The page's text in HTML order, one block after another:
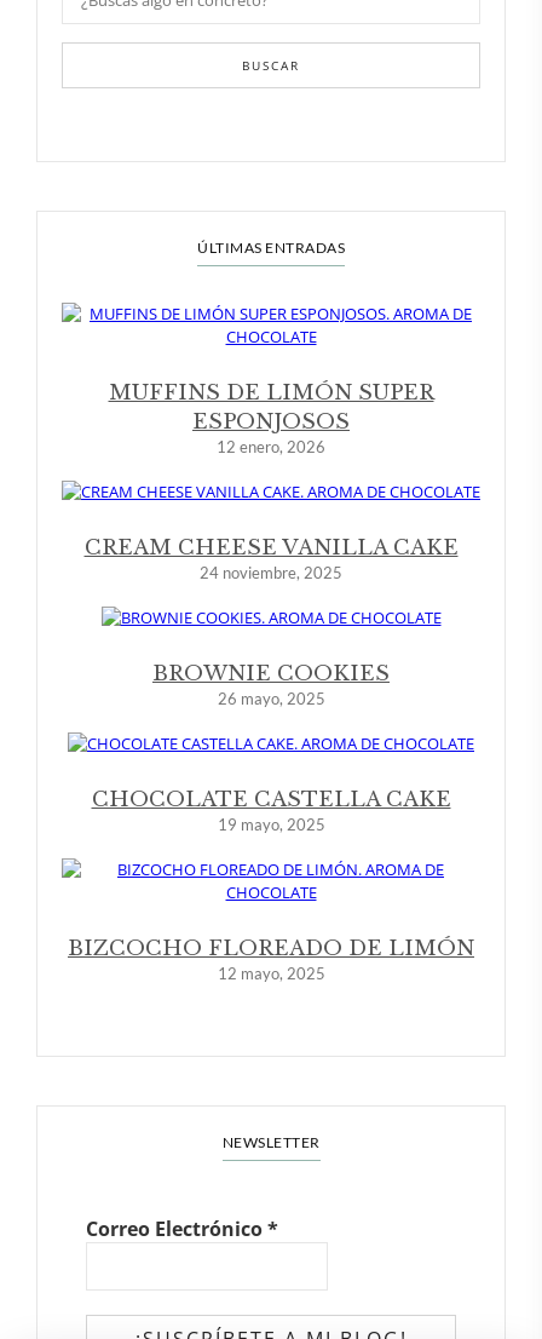
BUSCAR
ÚLTIMAS ENTRADAS
MUFFINS DE LIMÓN SUPER
ESPONJOSOS
12 enero, 2026
CREAM CHEESE VANILLA CAKE
24 noviembre, 2025
BROWNIE COOKIES
26 mayo, 2025
CHOCOLATE CASTELLA CAKE
19 mayo, 2025
BIZCOCHO FLOREADO DE LIMÓN
12 mayo, 2025
NEWSLETTER
Correo Electrónico*